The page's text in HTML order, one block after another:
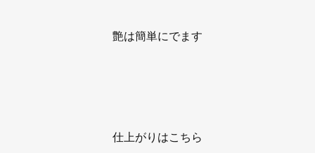
艶は簡単にでます
仕上がりはこちら